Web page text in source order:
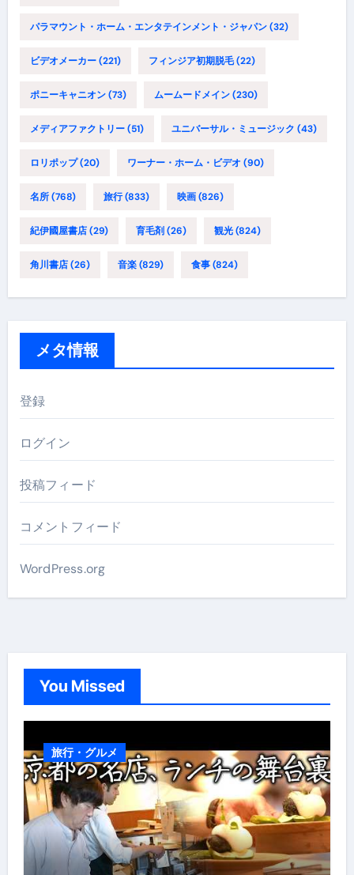
パラマウント・ホーム・エンタテインメント・ジャパン(32)
ビデオメーカー(221) フィンジア初期脱毛(22)
ポニーキャニオン(73) ムームードメイン(230)
メディアファクトリー(51) ユニバーサル・ミュージック (43)
ロリポップ(20) ワーナー・ホーム・ビデオ (90)
名所(768) 旅行(833) 映画(826)
紀伊國屋書店(29) 育毛剤(26) 観光(824)
角川書店(26) 音楽(829) 食事(824)
メタ情報
登録
ログイン
投稿フィード
コメントフィード
WordPress.org
You Missed
旅行・グルメ